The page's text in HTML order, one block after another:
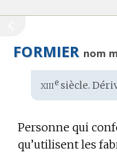
FORMIER nom
Étymologie
:
xiiiesiècle.
Personne qui
qu’utilisent les